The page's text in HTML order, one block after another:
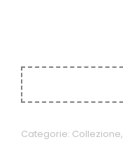
Categorie: Collezione,